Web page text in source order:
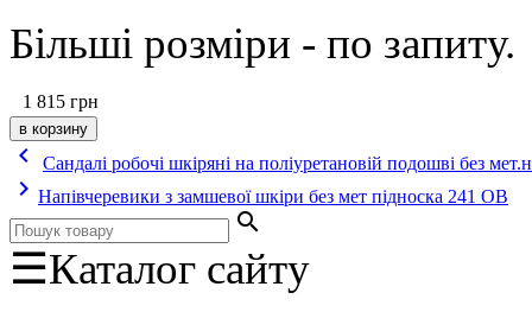
Більші розміри - по запиту.
1 815 грн
keyboard_arrow_left Сандалі робочі шкіряні на поліуретановій подошві без
keyboard_arrow_right Напівчеревики з замшевої шкіри без мет підноска 241 ОВ
search
☰Каталог сайту